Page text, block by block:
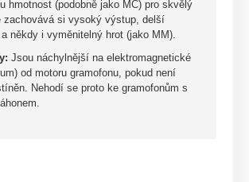
hmotnost (podobně jako MC) pro skvělý
zachovává si vysoký výstup, delší
někdy i vyměnitelný hrot (jako MM).
Jsou náchylnější na elektromagnetické
od motoru gramofonu, pokud není
Nehodí se proto ke gramofonům s